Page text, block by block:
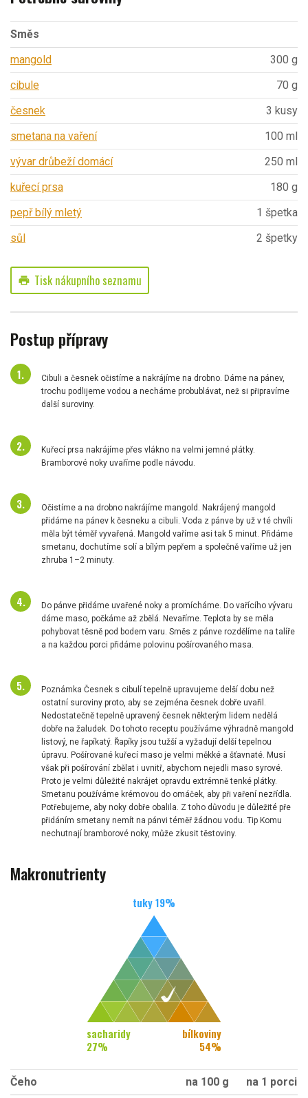
Směs
mangold
300 g
cibule
70 g
česnek
3 kusy
smetana na vaření
100 ml
vývar drůbeží domácí
250 ml
kuřecí prsa
180 g
pepř bílý mletý
1 špetka
sůl
2 špetky
print Tisk nákupního seznamu
Postup přípravy
Cibuli a česnek očistíme a nakrájíme na drobno. Dáme na pánev,
trochu podlijeme vodou a necháme probublávat, než si připravíme
další suroviny.
Kuřecí prsa nakrájíme přes vlákno na velmi jemné plátky.
Bramborové noky uvaříme podle návodu.
Očistíme a na drobno nakrájíme mangold. Nakrájený mangold
přidáme na pánev k česneku a cibuli. Voda z pánve by už v té chvíli
měla být téměř vyvařená. Mangold vaříme asi tak 5 minut. Přidáme
smetanu, dochutíme solí a bílým pepřem a společně vaříme už jen
zhruba 1–2 minuty.
Do pánve přidáme uvařené noky a promícháme. Do vařícího vývaru
dáme maso, počkáme až zbělá. Nevaříme. Teplota by se měla
pohybovat těsně pod bodem varu. Směs z pánve rozdělíme na talíře
a na každou porci přidáme polovinu pošírovaného masa.
Poznámka Česnek s cibulí tepelně upravujeme delší dobu než
ostatní suroviny proto, aby se zejména česnek dobře uvařil.
Nedostatečně tepelně upravený česnek některým lidem nedělá
dobře na žaludek. Do tohoto receptu používáme výhradně mangold
listový, ne řapíkatý. Řapíky jsou tužší a vyžadují delší tepelnou
úpravu. Pošírované kuřecí maso je velmi měkké a šťavnaté. Musí
však při pošírování zbělat i uvnitř, abychom nejedli maso syrové.
Proto je velmi důležité nakrájet opravdu extrémně tenké plátky.
Smetanu používáme krémovou do omáček, aby při vaření nezřídla.
Potřebujeme, aby noky dobře obalila. Z toho důvodu je důležité pře
přidáním smetany nemít na pánvi téměř žádnou vodu. Tip Komu
nechutnají bramborové noky, může zkusit těstoviny.
Makronutrienty
tuky19%
sacharidy
27%
bílkoviny
54%
Čeho na 100 g na 1 porci